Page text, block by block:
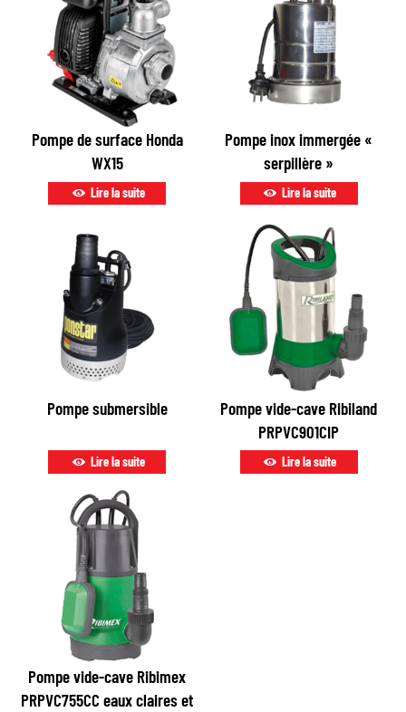
Pompe de surface Honda
WX15
Lire la suite
Pompe inox immergée «
serpillère »
Lire la suite
Pompe submersible
Lire la suite
Pompe vide-cave Ribiland
PRPVC901CIP
Lire la suite
Pompe vide-cave Ribimex
PRPVC755CC eaux claires et